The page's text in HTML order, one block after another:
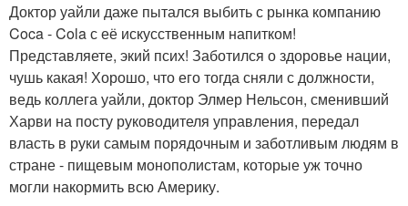
Доктор уайли даже пытался выбить с рынка компанию
Coca - Cola с её искусственным напитком!
Представляете, экий псих! Заботился о здоровье нации,
чушь какая! Хорошо, что его тогда сняли с должности,
ведь коллега уайли, доктор Элмер Нельсон, сменивший
Харви на посту руководителя управления, передал
власть в руки самым порядочным и заботливым людям в
стране - пищевым монополистам, которые уж точно
могли накормить всю Америку.